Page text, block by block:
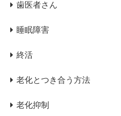
歯医者さん
睡眠障害
終活
老化とつき合う方法
老化抑制